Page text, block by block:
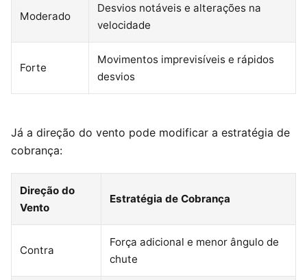
Moderado
Desvios notáveis e alterações na
velocidade
Forte
Movimentos imprevisíveis e rápidos
desvios
Já a direção do vento pode modificar a estratégia de
cobrança:
Direção do
Vento
Estratégia de Cobrança
Contra
Força adicional e menor ângulo de
chute